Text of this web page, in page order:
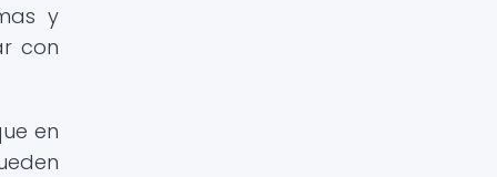
y
con
en